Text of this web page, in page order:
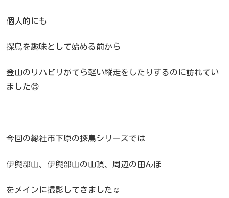
個人的にも
探鳥を趣味として始める前から
登山のリハビリがてら軽い縦走をしたりするのに訪れてい
ました😊
今回の総社市下原の探鳥シリーズでは
伊與部山、伊與部山の山頂、周辺の田んぼ
をメインに撮影してきました☺️